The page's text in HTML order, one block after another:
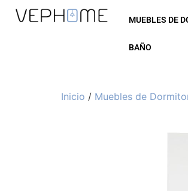
MUEBLES DE
BAÑO
Inicio / Muebles de